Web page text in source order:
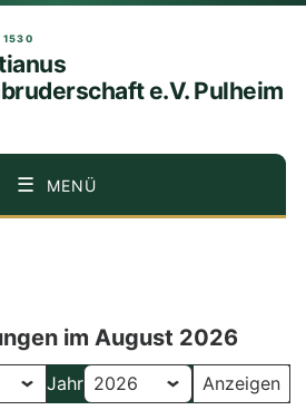
1530
e.V. Pulheim
MENÜ
im August 2026
Jahr